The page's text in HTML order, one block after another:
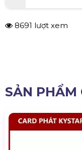
8691 lượt xem
SẢN PHẨM